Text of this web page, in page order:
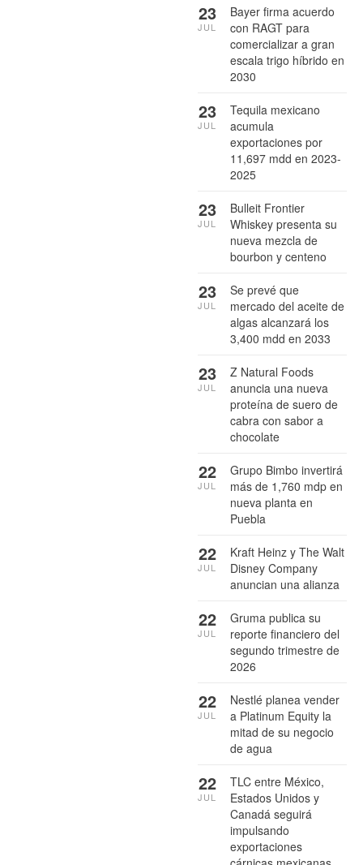
Bayer firma acuerdo
con RAGT para
comercializar a gran
escala trigo híbrido en
2030
23
JUL
Tequila mexicano
acumula
exportaciones por
11,697 mdd en 2023-
2025
23
JUL
Bulleit Frontier
Whiskey presenta su
nueva mezcla de
bourbon y centeno
23
JUL
Se prevé que
mercado del aceite de
algas alcanzará los
3,400 mdd en 2033
23
JUL
Z Natural Foods
anuncia una nueva
proteína de suero de
cabra con sabor a
chocolate
23
JUL
Grupo Bimbo invertirá
más de 1,760 mdp en
nueva planta en
Puebla
22
JUL
Kraft Heinz y The Walt
Disney Company
anuncian una alianza
22
JUL
Gruma publica su
reporte financiero del
segundo trimestre de
2026
22
JUL
Nestlé planea vender
a Platinum Equity la
mitad de su negocio
de agua
22
JUL
TLC entre México,
Estados Unidos y
Canadá seguirá
impulsando
exportaciones
22
JUL